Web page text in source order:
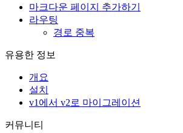
마크다운 페이지 추가하기
라우팅
경로 중복
유용한 정보
개요
설치
v1에서 v2로 마이그레이션
커뮤니티